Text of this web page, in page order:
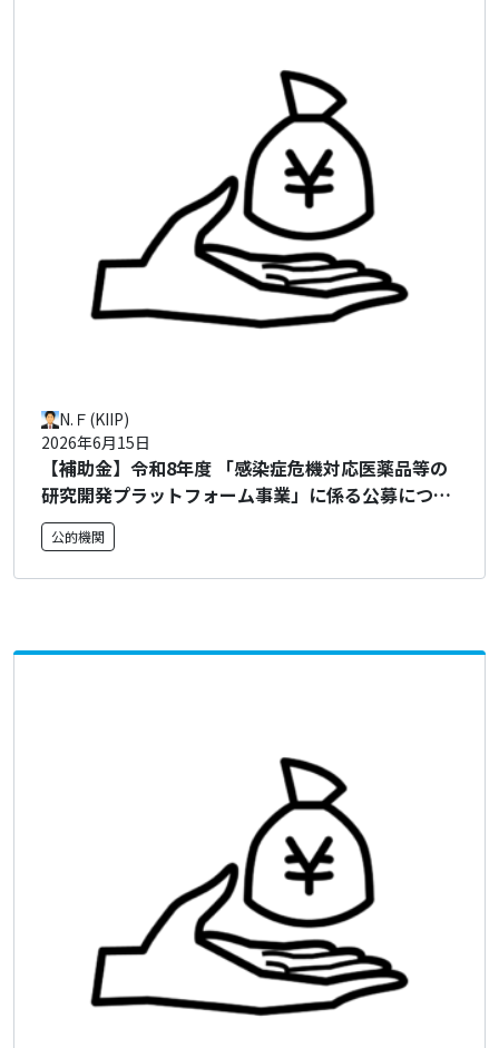
【補助金】令和8年度 「感染症危機対応医薬品等の
研究開発プラットフォーム事業」に係る公募につい
て
2026年6月15日
N.Ｆ(KIIP)
公的機関